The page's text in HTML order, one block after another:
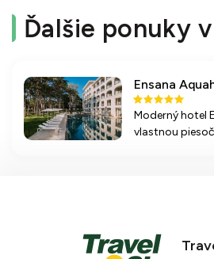
Ďalšie ponuky
Ensana
Moderný hotel
vlastnou